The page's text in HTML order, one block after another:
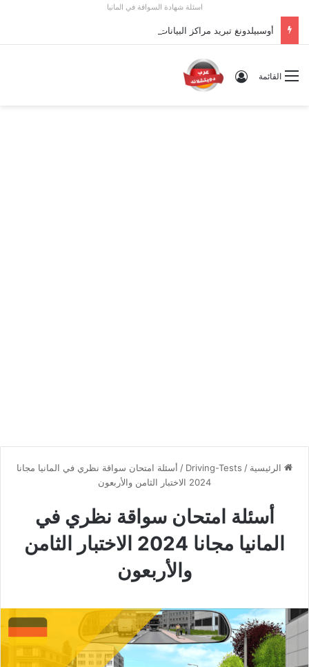
اسئلة شهادة السواقة في المانيا
أوسبيلدونغ تبريد مراكز البيانات في ألمانيا 2026: الأجور والشروط
القائمة تسجيل الدخول
الرئيسية /
Driving-Tests
/ أسئلة امتحان سواقة نظري في المانيا مجانا
2024 الاختبار الثامن والأربعون
أسئلة امتحان سواقة نظري في
المانيا مجانا 2024 الاختبار الثامن
والأربعون